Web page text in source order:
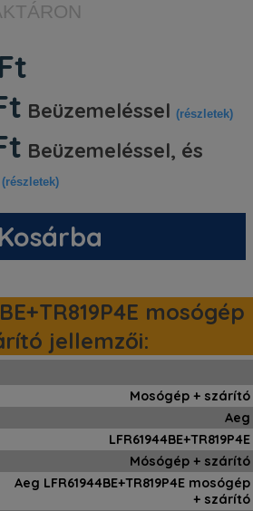
Ft
Beüzemeléssel (részletek)
Beüzemeléssel, és
(részletek)
Kosárba
mosógép
jellemzői:
Mosógép + szárító
Aeg
LFR61944BE+TR819P4E
Mósógép + szárító
Aeg LFR61944BE+TR819P4E mosógép
+ szárító